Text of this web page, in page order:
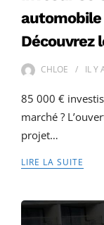
automobile
Découvrez
CHLOE IL Y
85 000 €
marché ?
projet…
LIRE LA SUITE